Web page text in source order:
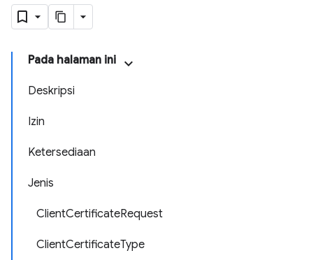
Pada halaman ini
Deskripsi
Izin
Ketersediaan
Jenis
ClientCertificateRequest
ClientCertificateType